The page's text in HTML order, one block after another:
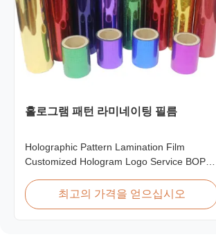
홀로그램 패턴 라미네이팅 필름
Holographic Pattern Lamination Film
Customized Hologram Logo Service BOPP
Shopping Bags Packaging offers fantastic
packaging effects, particularly for
최고의 가격을 얻으십시오